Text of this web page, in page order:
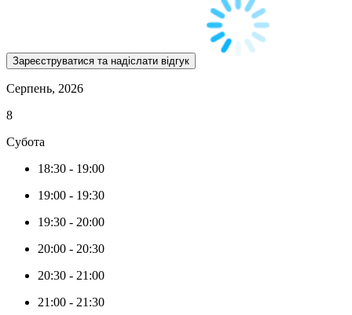
Серпень, 2026
8
Субота
18:30 - 19:00
19:00 - 19:30
19:30 - 20:00
20:00 - 20:30
20:30 - 21:00
21:00 - 21:30